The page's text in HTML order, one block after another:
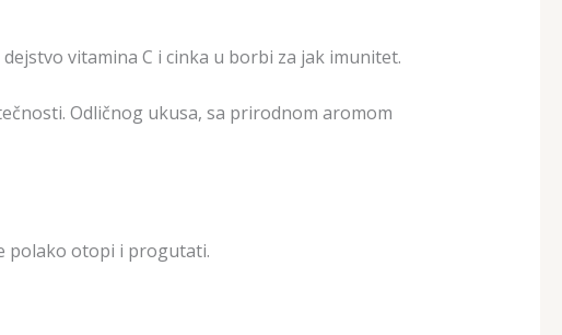
vitamina C i cinka u borbi za jak imunitet.
Odličnog ukusa, sa prirodnom aromom
polako otopi i progutati.